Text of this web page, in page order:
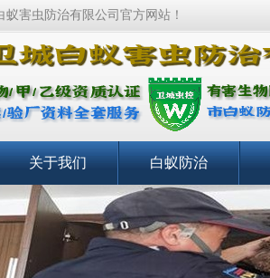
害虫防治有限公司官方网站！
关于我们 白蚁防治